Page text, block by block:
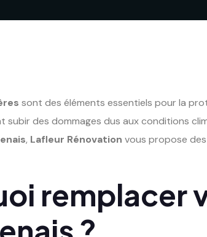
sont des éléments essentiels pour la
subir des dommages dus aux conditions
, Lafleur Rénovation vous propose
remplacer